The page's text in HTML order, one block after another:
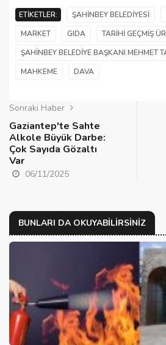
ETIKETLER: ŞAHINBEY BELEDIYESI
MARKET
GIDA TARIHI GEÇMIŞ
ŞAHINBEY BELEDIYE BAŞKANI MEHMET
MAHKEME
DAVA
Sonraki Haber
Gaziantep'te Sahte
Alkole Büyük Darbe:
Çok Sayıda Gözaltı
Var
06/11/2025
BUNLARI DA OKUYABILIRSINIZ